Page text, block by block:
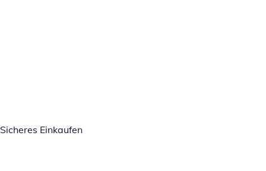
Sicheres Einkaufen